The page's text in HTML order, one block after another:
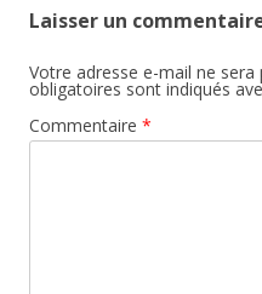
Laisser un
Votre adresse e-mail ne sera
obligatoires sont indiqués
Commentaire *